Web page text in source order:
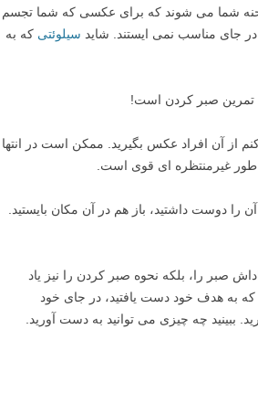
صحنه شما می شوند که برای عکسی که شما تجسم
جای مناسب نمی ایستند. شاید سیلوئتی که به
تمرین صبر کردن است!
از آن افراد عکس بگیرید. ممکن است در انتها
غیرمنتظره ای قوی است.
را دوست داشتید، باز هم در آن مکان بایستید.
صبر را، بلکه نحوه صبر کردن را نیز یاد
که به هدف خود دست یافتید، در جای خود
ببینید چه چیزی می توانید به دست آورید.